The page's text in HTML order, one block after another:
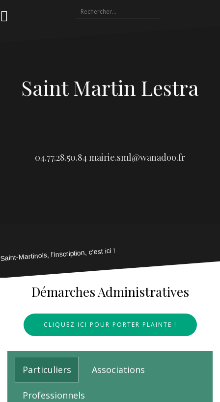
au
Rechercher :
Saint Martin Lestra
04.77.28.50.84 mairie.sml@wanadoo.fr
Saint-Martinois, l'inscription, c'est ici !
Démarches Administratives
CLIQUEZ ICI POUR PORTER PLAINTE !
Particuliers Associations
Professionnels